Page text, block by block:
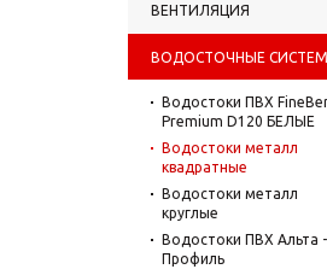
ВЕНТИЛЯЦИЯ
ВОДОСТОЧНЫЕ
Водостоки ПВХ
Premium D120 БЕЛЫЕ
Водостоки металл
квадратные
Водостоки металл
круглые
Водостоки ПВХ Альта -
Профиль